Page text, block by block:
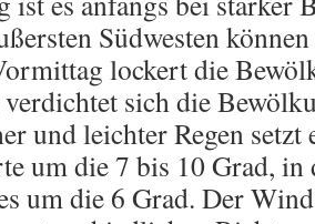
Südwesten
lockert die
sich die
und leichter Regen
um die 7 bis 10 Grad, in
um die 6 Grad. Der